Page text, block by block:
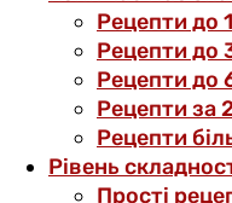
Рецепти до
Рецепти до
Рецепти до
Рецепти за
Рецепти
Рівень
Прості